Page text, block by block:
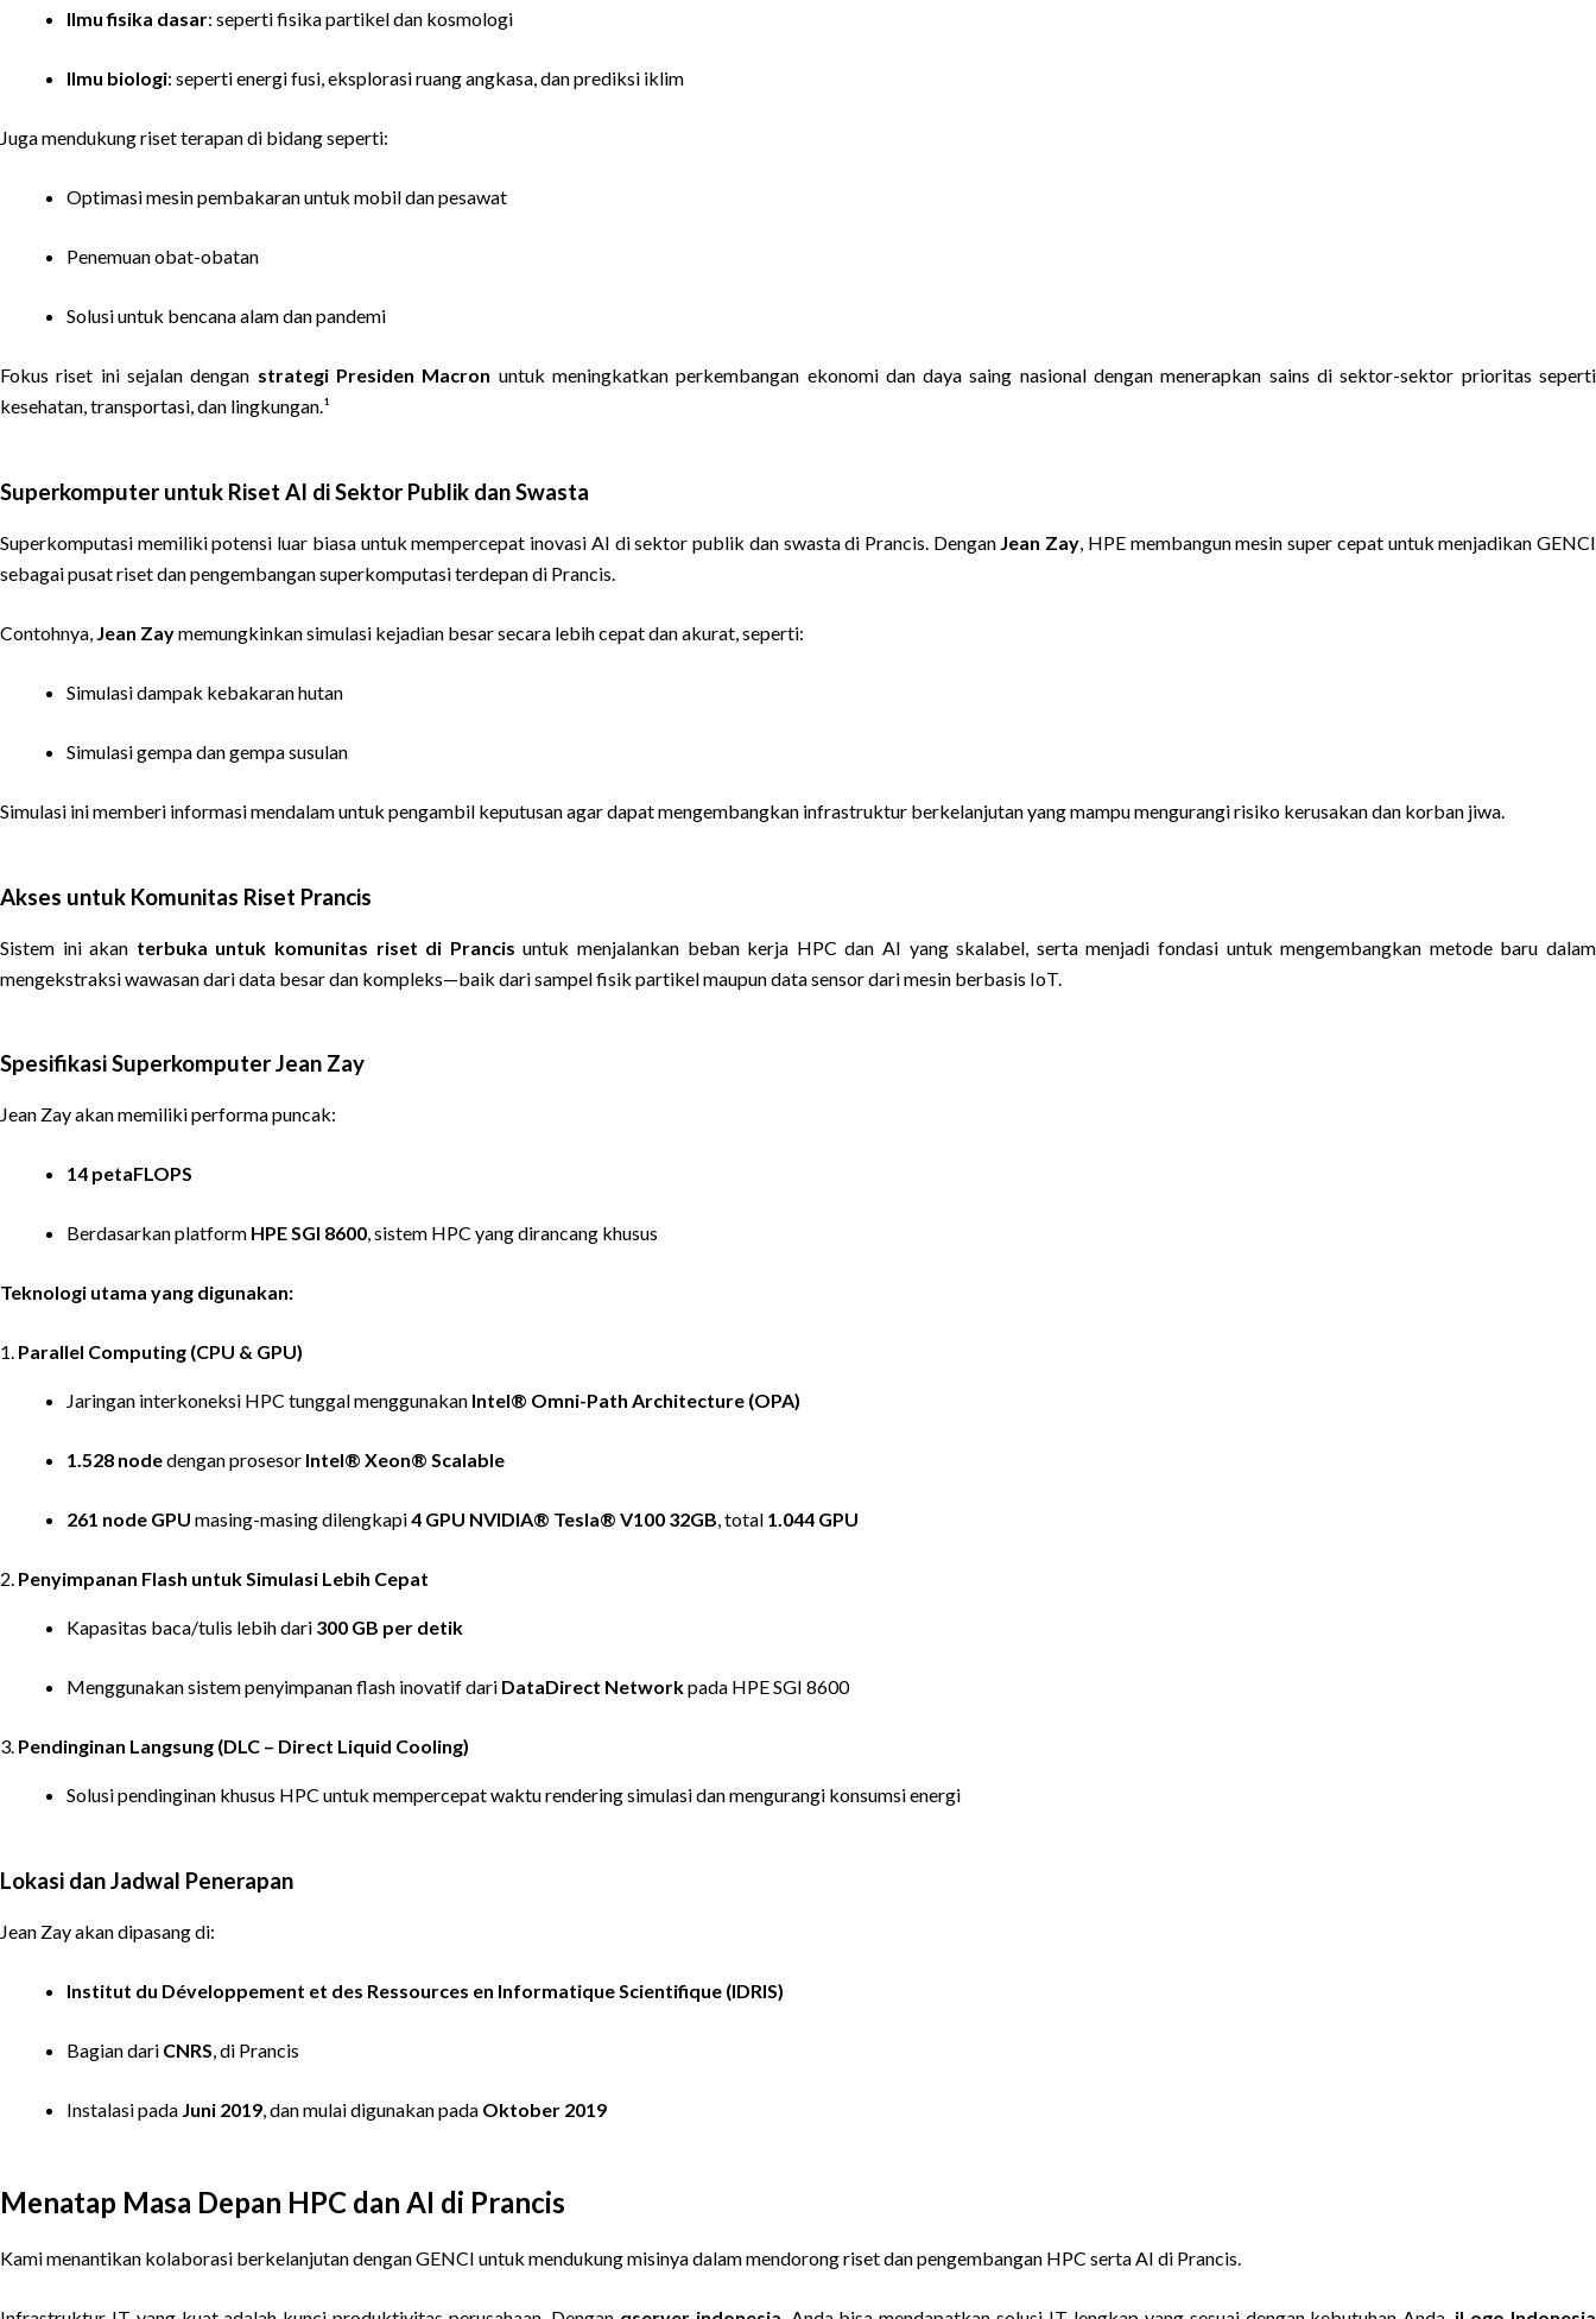
Ilmu fisika dasar: seperti fisika partikel dan kosmologi
Ilmu biologi: seperti energi fusi, eksplorasi ruang angkasa, dan prediksi iklim
Juga mendukung riset terapan di bidang seperti:
Optimasi mesin pembakaran untuk mobil dan pesawat
Penemuan obat-obatan
Solusi untuk bencana alam dan pandemi
Fokus riset ini sejalan dengan strategi Presiden Macron untuk meningkatkan perkembangan ekonomi dan daya saing nasional dengan menerapkan sains di sektor-sektor prioritas seperti
kesehatan, transportasi, dan lingkungan.¹
Superkomputer untuk Riset AI di Sektor Publik dan Swasta
Superkomputasi memiliki potensi luar biasa untuk mempercepat inovasi AI di sektor publik dan swasta di Prancis. Dengan Jean Zay , HPE membangun mesin super cepat untuk menjadikan GENCI
sebagai pusat riset dan pengembangan superkomputasi terdepan di Prancis.
Contohnya, Jean Zaymemungkinkan simulasi kejadian besar secara lebih cepat dan akurat, seperti:
Simulasi dampak kebakaran hutan
Simulasi gempa dan gempa susulan
Simulasi ini memberi informasi mendalam untuk pengambil keputusan agar dapat mengembangkan infrastruktur berkelanjutan yang mampu mengurangi risiko kerusakan dan korban jiwa.
Akses untuk Komunitas Riset Prancis
Sistem ini akan terbuka untuk komunitas riset di Prancis untuk menjalankan beban kerja HPC dan AI yang skalabel, serta menjadi fondasi untuk mengembangkan metode baru dalam
mengekstraksi wawasan dari data besar dan kompleks—baik dari sampel fisik partikel maupun data sensor dari mesin berbasis IoT.
Spesifikasi Superkomputer Jean Zay
Jean Zay akan memiliki performa puncak:
14 petaFLOPS
Berdasarkan platform HPE SGI 8600, sistem HPC yang dirancang khusus
Teknologi utama yang digunakan:
1. Parallel Computing (CPU & GPU)
Jaringan interkoneksi HPC tunggal menggunakan Intel® Omni-Path Architecture (OPA)
1.528 nodedengan prosesor Intel® Xeon® Scalable
261 node GPU masing-masing dilengkapi4 GPU NVIDIA® Tesla® V100 32GB, total 1.044 GPU
2. Penyimpanan Flash untuk Simulasi Lebih Cepat
Kapasitas baca/tulis lebih dari 300 GB per detik
Menggunakan sistem penyimpanan flash inovatif dari DataDirect Networkpada HPE SGI 8600
3. Pendinginan Langsung (DLC – Direct Liquid Cooling)
Solusi pendinginan khusus HPC untuk mempercepat waktu rendering simulasi dan mengurangi konsumsi energi
Lokasi dan Jadwal Penerapan
Jean Zay akan dipasang di:
Institut du Développement et des Ressources en Informatique Scientifique (IDRIS)
Bagian dari CNRS, di Prancis
Instalasi pada Juni 2019, dan mulai digunakan pada Oktober 2019
Menatap Masa Depan HPC dan AI di Prancis
Kami menantikan kolaborasi berkelanjutan dengan GENCI untuk mendukung misinya dalam mendorong riset dan pengembangan HPC serta AI di Prancis.